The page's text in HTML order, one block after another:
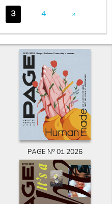
3 4 »
PAGE N° 01 2026